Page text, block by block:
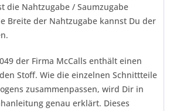
die Nahtzugabe / Saumzugabe
Breite der Nahtzugabe kannst Du der
der Firma McCalls enthält einen
Stoff. Wie die einzelnen Schnittteile
zusammenpassen, wird Dir in
genau erklärt. Dieses